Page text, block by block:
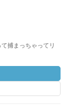
捕まっちゃってリ